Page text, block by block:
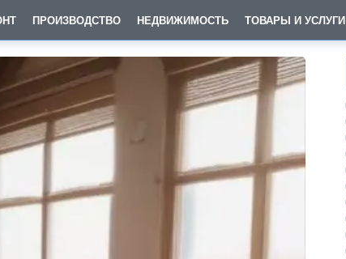
ПРОИЗВОДСТВО НЕДВИЖИМОСТЬ ТОВАРЫ И УСЛУГИ